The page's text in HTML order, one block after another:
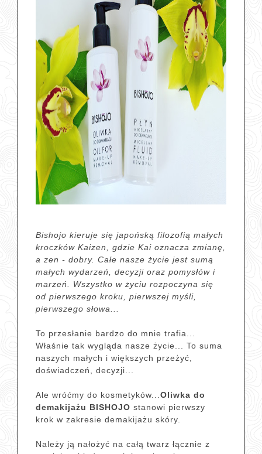
Bishojo kieruje się japońską filozofią małych
kroczków Kaizen, gdzie Kai oznacza zmianę,
a zen - dobry. Całe nasze życie jest sumą
małych wydarzeń, decyzji oraz pomysłów i
marzeń. Wszystko w życiu rozpoczyna się
od pierwszego kroku, pierwszej myśli,
pierwszego słowa...
To przesłanie bardzo do mnie trafia...
Właśnie tak wygląda nasze życie... To suma
naszych małych i większych przeżyć,
doświadczeń, decyzji...
Ale wróćmy do kosmetyków...Oliwka do
demakijażu BISHOJOstanowi pierwszy
krok w zakresie demakijażu skóry.
Należy ją nałożyć na całą twarz łącznie z